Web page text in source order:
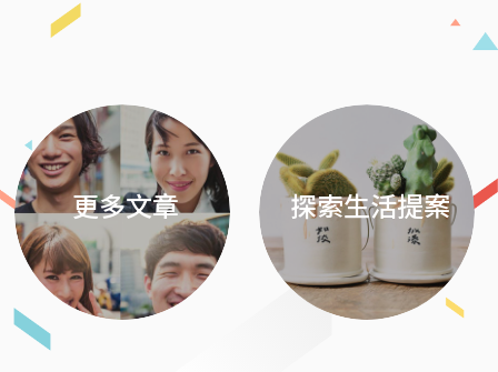
更多文章 探索生活提案
Next